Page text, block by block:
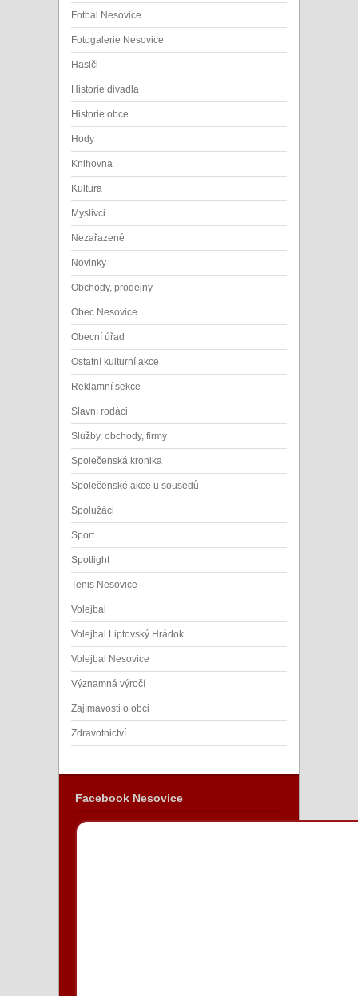
Fotbal Nesovice
Fotogalerie Nesovice
Hasiči
Historie divadla
Historie obce
Hody
Knihovna
Kultura
Myslivci
Nezařazené
Novinky
Obchody, prodejny
Obec Nesovice
Obecní úřad
Ostatní kulturní akce
Reklamní sekce
Slavní rodáci
Služby, obchody, firmy
Společenská kronika
Společenské akce u sousedů
Spolužáci
Sport
Spotlight
Tenis Nesovice
Volejbal
Volejbal Liptovský Hrádok
Volejbal Nesovice
Významná výročí
Zajímavosti o obci
Zdravotnictví
Facebook Nesovice